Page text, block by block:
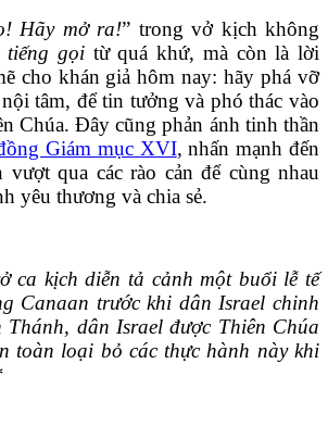
Hãy mở ra!” trong vở kịch không
tiếng gọitừ quá khứ, mà còn là lời
cho khán giả hôm nay: hãy phá vỡ
tâm, để tin tưởng và phó thác vào
Chúa. Đây cũng phản ánh tinh thần
Giám mục XVI, nhấn mạnh đến
vượt qua các rào cản để cùng nhau
yêu thương và chia sẻ.
ca kịch diễn tả cảnh một buổi lễ tế
Canaan trước khi dân Israel chinh
Thánh, dân Israel được Thiên Chúa
toàn loại bỏ các thực hành này khi